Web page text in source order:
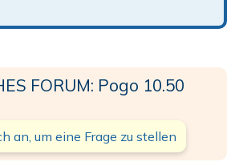
FORUM: Pogo 10.50
an, um eine Frage zu stellen